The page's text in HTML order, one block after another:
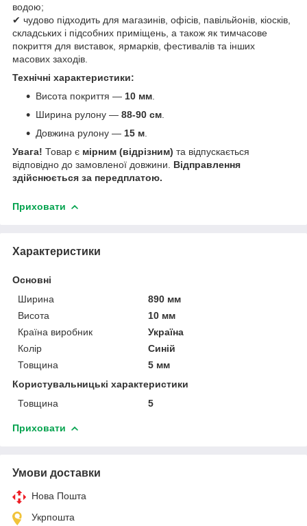
водою;
✔ чудово підходить для магазинів, офісів, павільйонів, кіосків,
складських і підсобних приміщень, а також як тимчасове
покриття для виставок, ярмарків, фестивалів та інших
масових заходів.
Технічні характеристики:
Висота покриття — 10 мм
Ширина рулону — 88-90 см
Довжина рулону — 15 м
Увага! Товар є мірним (відрізним) та відпускається
відповідно до замовленої довжини. Відправлення
здійснюється за передплатою.
Приховати
Характеристики
Основні
Ширина
890 мм
Висота
10 мм
Країна виробник
Україна
Колір
Синій
Товщина
5 мм
Користувальницькі характеристики
Товщина
5
Приховати
Умови доставки
Нова Пошта
Укрпошта